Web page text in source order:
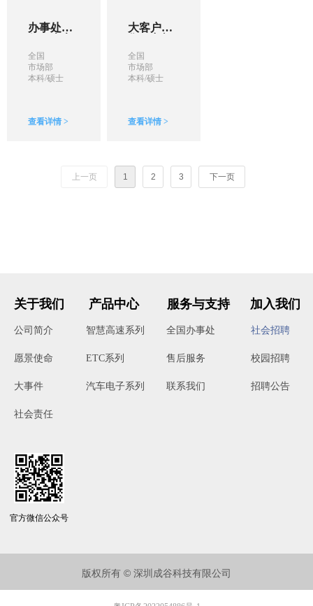
办事处主
户经理）
全国
市场部
本科/硕士
查看详情 >
大客户销
厂方向）
全国
市场部
本科/硕士
查看详情 >
上一页 1 2 3 下一页
公司简介
愿景使命
大事件
社会责任
关于我们
智慧高速系列
ETC系列
汽车电子系列
产品中心
全国办事处
售后服务
联系我们
服务与支持
社会招聘
校园招聘
招聘公告
加入我们
官方微信公众号
版权所有 © 深圳成谷科技有限公司